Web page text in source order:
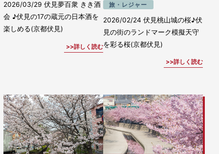
2026/03/29伏見夢百衆 きき酒
会 ♪伏見の17の蔵元の日本酒を
楽しめる(京都伏見)
詳しく読む
旅・レジャー
2026/02/24 伏見桃山城の桜♪伏
見の街のランドマーク模擬天守
を彩る桜(京都伏見)
詳しく読む